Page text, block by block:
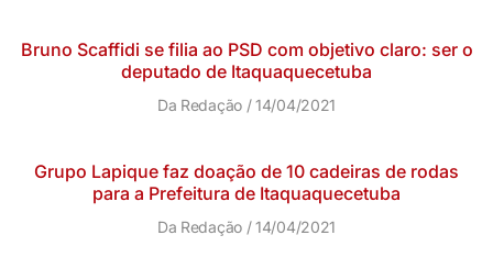
Bruno Scaffidi se filia ao PSD com objetivo claro: ser o
deputado de Itaquaquecetuba
Da Redação 14/04/2021
Grupo Lapique faz doação de 10 cadeiras de rodas
para a Prefeitura de Itaquaquecetuba
Da Redação 14/04/2021